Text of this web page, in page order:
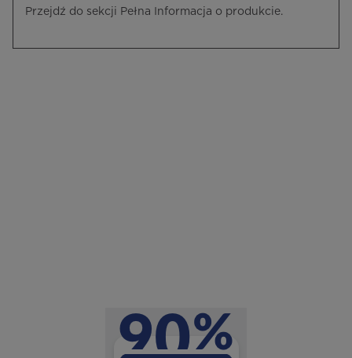
Przejdź do sekcji Pełna Informacja o produkcie.